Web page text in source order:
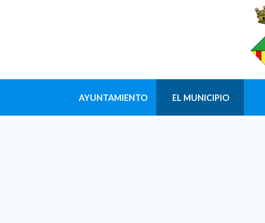
AYUNTAMIENTO EL MUNICIPIO